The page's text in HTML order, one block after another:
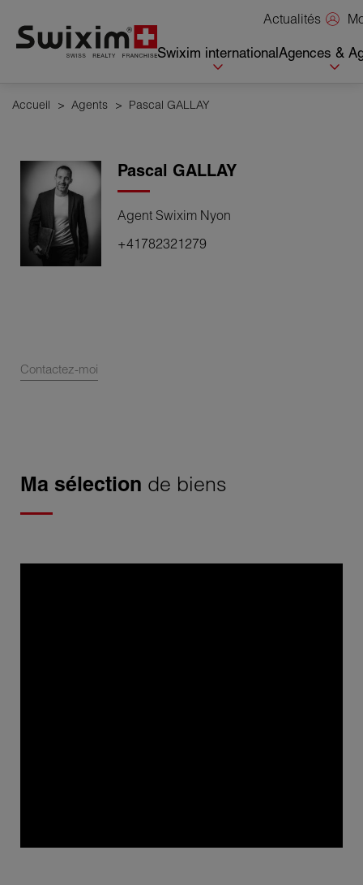
Actualités
Swixim internationalAgences &
Accueil > Agents > Pascal GALLAY
Pascal GALLAY
Agent Swixim Nyon
+41782321279
Contactez-moi
Ma sélection de biens